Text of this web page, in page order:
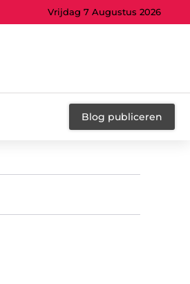
Vrijdag 7 Augustus 2026
Blog publiceren